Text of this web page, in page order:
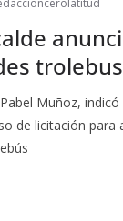
trolebus
Muñoz,
de licitación para